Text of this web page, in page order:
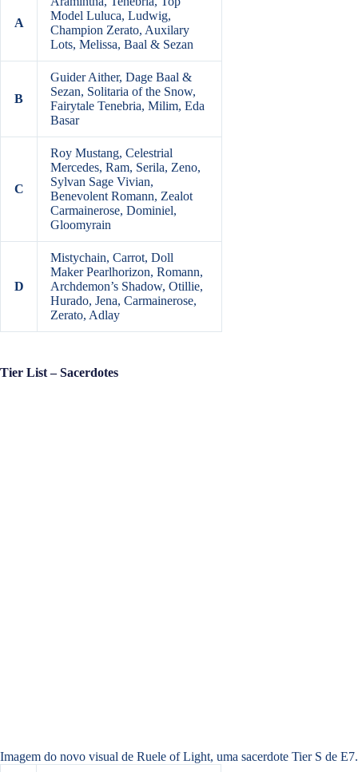
A
Model Luluca, Ludwig,
Champion Zerato, Auxilary
Lots, Melissa, Baal & Sezan
B
Guider Aither, Dage Baal &
Sezan, Solitaria of the Snow,
Fairytale Tenebria, Milim, Eda
Basar
C
Roy Mustang, Celestrial
Mercedes, Ram, Serila, Zeno,
Sylvan Sage Vivian,
Benevolent Romann, Zealot
Carmainerose, Dominiel,
Gloomyrain
D
Mistychain, Carrot, Doll
Maker Pearlhorizon, Romann,
Archdemon’s Shadow, Otillie,
Hurado, Jena, Carmainerose,
Zerato, Adlay
Tier List – Sacerdotes
Imagem do novo visual de Ruele of Light, uma sacerdote Tier S de E7.